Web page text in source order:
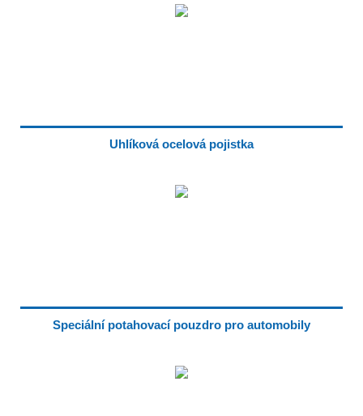
Uhlíková ocelová pojistka
Speciální potahovací pouzdro pro automobily